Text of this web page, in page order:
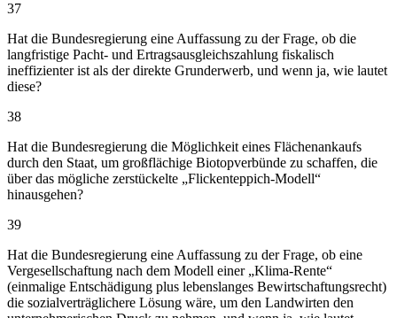
37
Hat die Bundesregierung eine Auffassung zu der Frage, ob die
langfristige Pacht- und Ertragsausgleichszahlung fiskalisch
ineffizienter ist als der direkte Grunderwerb, und wenn ja, wie lautet
diese?
38
Hat die Bundesregierung die Möglichkeit eines Flächenankaufs
durch den Staat, um großflächige Biotopverbünde zu schaffen, die
über das mögliche zerstückelte „Flickenteppich-Modell“
hinausgehen?
39
Hat die Bundesregierung eine Auffassung zu der Frage, ob eine
Vergesellschaftung nach dem Modell einer „Klima-Rente“
(einmalige Entschädigung plus lebenslanges Bewirtschaftungsrecht)
die sozialverträglichere Lösung wäre, um den Landwirten den